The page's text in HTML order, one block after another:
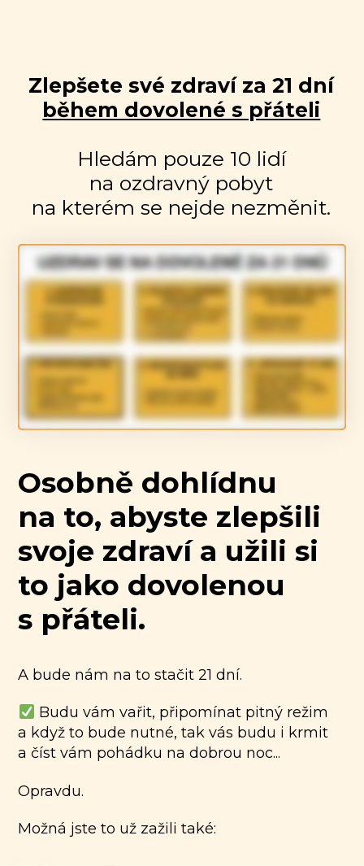
Zlepšete své zdraví za 21 dní
během dovolené s přáteli
Hledám pouze 10 lidí
na ozdravný pobyt
na kterém se nejde nezměnit.
Osobně dohlídnu
na to, abyste zlepšili
svoje zdraví a užili si
to jako dovolenou
s přáteli.
A bude nám na to stačit 21 dní.
Budu vám vařit, připomínat pitný režim
a když to bude nutné, tak vás budu i krmit
a číst vám pohádku na dobrou noc...
Opravdu.
Možná jste to už zažili také: